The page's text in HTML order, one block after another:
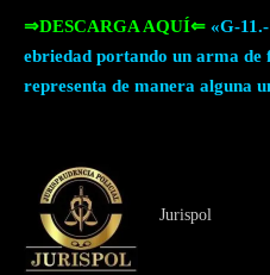
⇒DESCARGA AQUÍ⇐ «G-
ebriedad portando un arma de
representa de manera alguna
Jurispol